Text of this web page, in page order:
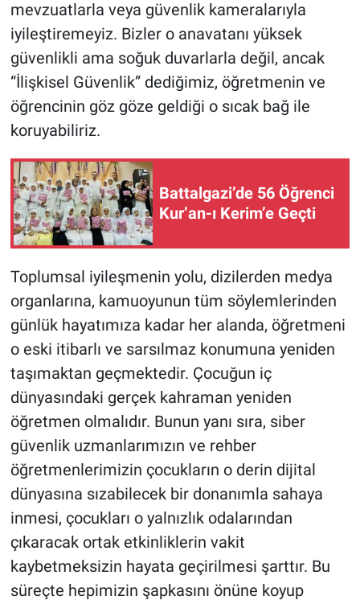
mevzuatlarla veya güvenlik kameralarıyla
iyileştiremeyiz. Bizler o anavatanı yüksek
güvenlikli ama soğuk duvarlarla değil, ancak
“İlişkisel Güvenlik” dediğimiz, öğretmenin ve
öğrencinin göz göze geldiği o sıcak bağ ile
koruyabiliriz.
Battalgazi’de 56 Öğrenci
Kur’an-ı Kerim’e Geçti
Toplumsal iyileşmenin yolu, dizilerden medya
organlarına, kamuoyunun tüm söylemlerinden
günlük hayatımıza kadar her alanda, öğretmeni
o eski itibarlı ve sarsılmaz konumuna yeniden
taşımaktan geçmektedir. Çocuğun iç
dünyasındaki gerçek kahraman yeniden
öğretmen olmalıdır. Bunun yanı sıra, siber
güvenlik uzmanlarımızın ve rehber
öğretmenlerimizin çocukların o derin dijital
dünyasına sızabilecek bir donanımla sahaya
inmesi, çocukları o yalnızlık odalarından
çıkaracak ortak etkinliklerin vakit
kaybetmeksizin hayata geçirilmesi şarttır. Bu
süreçte hepimizin şapkasını önüne koyup